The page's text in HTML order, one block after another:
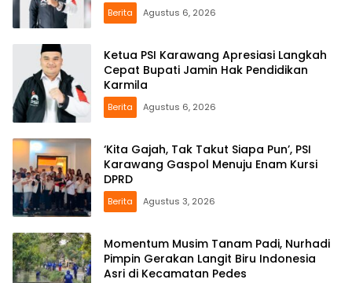
Berita Agustus 6, 2026
Ketua PSI Karawang Apresiasi Langkah
Cepat Bupati Jamin Hak Pendidikan
Karmila
Berita Agustus 6, 2026
‘Kita Gajah, Tak Takut Siapa Pun’, PSI
Karawang Gaspol Menuju Enam Kursi
DPRD
Berita Agustus 3, 2026
Momentum Musim Tanam Padi, Nurhadi
Pimpin Gerakan Langit Biru Indonesia
Asri di Kecamatan Pedes